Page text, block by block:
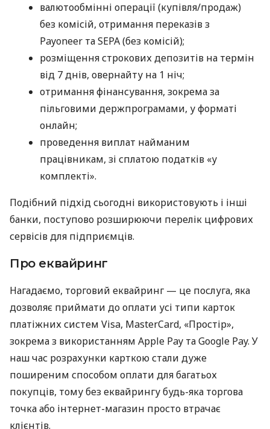
валютообмінні операції (купівля/продаж)
без комісій, отримання переказів з
Payoneer та SEPA (без комісій);
розміщення строкових депозитів на термін
від 7 днів, овернайту на 1 ніч;
отримання фінансування, зокрема за
пільговими держпрограмами, у форматі
онлайн;
проведення виплат найманим
працівникам, зі сплатою податків «у
комплекті».
Подібний підхід сьогодні використовують і інші
банки, поступово розширюючи перелік цифрових
сервісів для підприємців.
Про еквайринг
Нагадаємо, торговий еквайринг — це послуга, яка
дозволяє приймати до оплати усі типи карток
платіжних систем Visa, MasterCard, «Простір»,
зокрема з використанням Apple Pay та Google Pay. У
наш час розрахунки карткою стали дуже
поширеним способом оплати для багатьох
покупців, тому без еквайрингу будь-яка торгова
точка або інтернет-магазин просто втрачає
клієнтів.